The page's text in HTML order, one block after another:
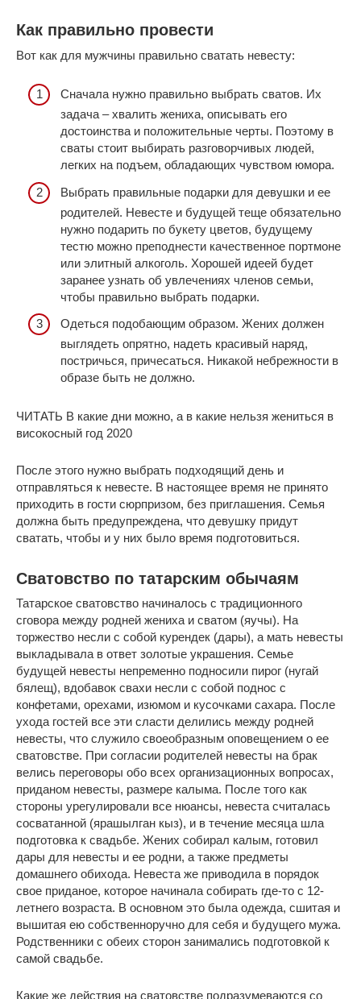
Как правильно провести
Вот как для мужчины правильно сватать невесту:
Сначала нужно правильно выбрать сватов. Их
задача – хвалить жениха, описывать его
достоинства и положительные черты. Поэтому в
сваты стоит выбирать разговорчивых людей,
легких на подъем, обладающих чувством юмора.
Выбрать правильные подарки для девушки и ее
родителей. Невесте и будущей теще обязательно
нужно подарить по букету цветов, будущему
тестю можно преподнести качественное портмоне
или элитный алкоголь. Хорошей идеей будет
заранее узнать об увлечениях членов семьи,
чтобы правильно выбрать подарки.
Одеться подобающим образом. Жених должен
выглядеть опрятно, надеть красивый наряд,
постричься, причесаться. Никакой небрежности в
образе быть не должно.
ЧИТАТЬ В какие дни можно, а в какие нельзя жениться в
високосный год 2020
После этого нужно выбрать подходящий день и
отправляться к невесте. В настоящее время не принято
приходить в гости сюрпризом, без приглашения. Семья
должна быть предупреждена, что девушку придут
сватать, чтобы и у них было время подготовиться.
Сватовство по татарским обычаям
Татарское сватовство начиналось с традиционного
сговора между родней жениха и сватом (яучы). На
торжество несли с собой курендек (дары), а мать невесты
выкладывала в ответ золотые украшения. Семье
будущей невесты непременно подносили пирог (нугай
бялещ), вдобавок свахи несли с собой поднос с
конфетами, орехами, изюмом и кусочками сахара. После
ухода гостей все эти сласти делились между родней
невесты, что служило своеобразным оповещением о ее
сватовстве. При согласии родителей невесты на брак
велись переговоры обо всех организационных вопросах,
приданом невесты, размере калыма. После того как
стороны урегулировали все нюансы, невеста считалась
сосватанной (ярашылган кыз), и в течение месяца шла
подготовка к свадьбе. Жених собирал калым, готовил
дары для невесты и ее родни, а также предметы
домашнего обихода. Невеста же приводила в порядок
свое приданое, которое начинала собирать где-то с 12-
летнего возраста. В основном это была одежда, сшитая и
вышитая ею собственноручно для себя и будущего мужа.
Родственники с обеих сторон занимались подготовкой к
самой свадьбе.
Какие же действия на сватовстве подразумеваются со